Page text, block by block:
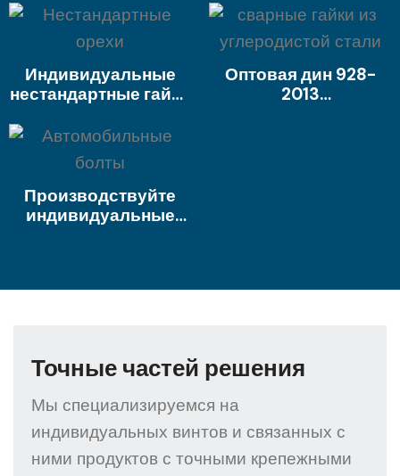
оцинкованная
алюминиевые орехи
для
аэрокосмической
промышленности
никелированная
стальная сталь из
нержавеющей стали
титановой
алюминиевой
Индивидуальные
нестандартные гайки
гайков
оборудования 0PPM
Оптовая дин 928-
2013
Производствуйте
индивидуальные
обработка
крепеж
Точные частей решения
Мы специализируемся на
индивидуальных винтов и связанных с
ними продуктов с точными крепежными